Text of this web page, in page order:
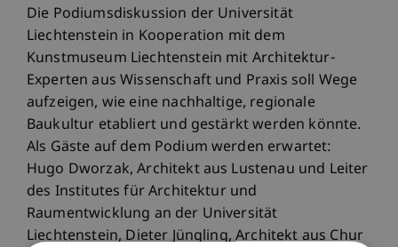
Die Podiumsdiskussion der Universität
Liechtenstein in Kooperation mit dem
Kunstmuseum Liechtenstein mit Architektur-
Experten aus Wissenschaft und Praxis soll Wege
aufzeigen, wie eine nachhaltige, regionale
Baukultur etabliert und gestärkt werden könnte.
Als Gäste auf dem Podium werden erwartet:
Hugo Dworzak, Architekt aus Lustenau und Leiter
des Institutes für Architektur und
Raumentwicklung an der Universität
Liechtenstein, Dieter Jüngling, Architekt aus Chur